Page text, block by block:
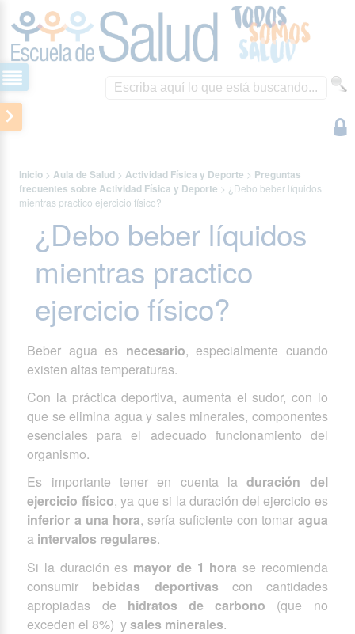
Inicio > Aula de Salud > Actividad Física y Deporte > Preguntas
frecuentes sobre Actividad Física y Deporte > ¿Debo beber líquidos
mientras practico ejercicio físico?
¿Debo beber líquidos
mientras practico
ejercicio físico?
Beber agua es necesario, especialmente cuando
existen altas temperaturas.
Con la práctica deportiva, aumenta el sudor, con lo
que se elimina agua y sales minerales, componentes
esenciales para el adecuado funcionamiento del
organismo.
Es importante tener en cuenta laduración del
ejercicio físico, ya que si la duración del ejercicio es
inferior a una hora, sería suficiente con tomar agua
a intervalos regulares.
Si la duración es mayor de 1 hora se recomienda
consumir bebidas deportivas con cantidades
apropiadas de hidratos de carbono (que no
exceden el 8%) ysales minerales.